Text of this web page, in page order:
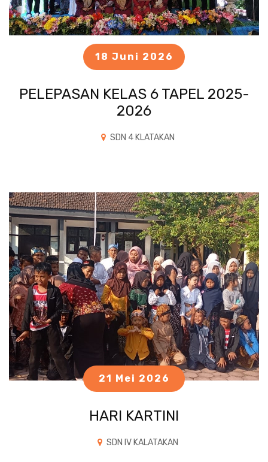
18 Juni 2026
PELEPASAN KELAS 6 TAPEL 2025-
2026
SDN 4 KLATAKAN
21 Mei 2026
HARI KARTINI
SDN IV KALATAKAN